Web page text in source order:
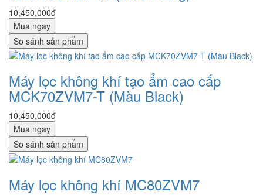
10,450,000đ
Mua ngay
So sánh sản phẩm
Máy lọc không khí tạo ẩm cao cấp
MCK70ZVM7-T (Màu Black)
10,450,000đ
Mua ngay
So sánh sản phẩm
Máy lọc không khí MC80ZVM7